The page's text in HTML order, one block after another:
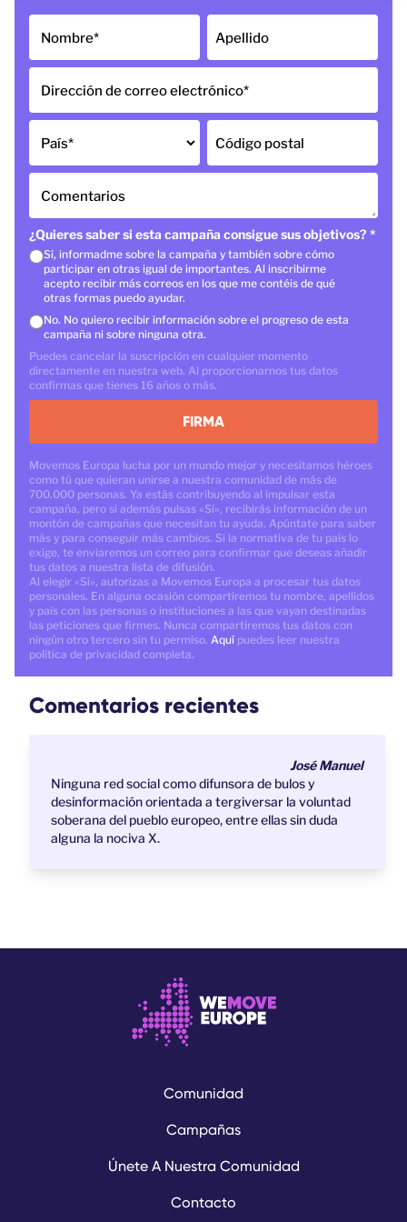
Nombre* Apellido
Dirección de correo electrónico*
País* Código postal
Comentarios
¿Quieres saber si esta campaña consigue sus objetivos? *
Sí, informadme sobre la campaña y también sobre cómo
participar en otras igual de importantes. Al inscribirme
acepto recibir más correos en los que me contéis de qué
otras formas puedo ayudar.
No. No quiero recibir información sobre el progreso de esta
campaña ni sobre ninguna otra.
Puedes cancelar la suscripción en cualquier momento
directamente en nuestra web. Al proporcionarnos tus datos
confirmas que tienes 16 años o más.
FIRMA
Movemos Europa lucha por un mundo mejor y necesitamos héroes
como tú que quieran unirse a nuestra comunidad de más de
700.000 personas. Ya estás contribuyendo al impulsar esta
campaña, pero si además pulsas «Sí», recibirás información de un
montón de campañas que necesitan tu ayuda. Apúntate para saber
más y para conseguir más cambios. Si la normativa de tu país lo
exige, te enviaremos un correo para confirmar que deseas añadir
tus datos a nuestra lista de difusión.
Al elegir «Sí», autorizas a Movemos Europa a procesar tus datos
personales. En alguna ocasión compartiremos tu nombre, apellidos
y país con las personas o instituciones a las que vayan destinadas
las peticiones que firmes. Nunca compartiremos tus datos con
ningún otro tercero sin tu permiso. Aquí puedes leer nuestra
política de privacidad completa.
Comentarios recientes
José Manuel
Ninguna red social como difunsora de bulos y
desinformación orientada a tergiversar la voluntad
soberana del pueblo europeo, entre ellas sin duda
alguna la nociva X.
Comunidad
Campañas
Únete A Nuestra Comunidad
Contacto